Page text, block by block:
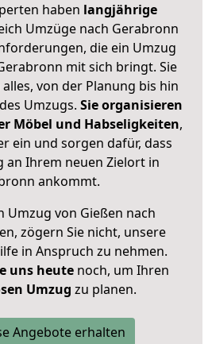
haben langjährige
Umzüge nach Gerabronn
die ein Umzug
mit sich bringt. Sie
von der Planung bis hin
Umzugs. Sie organisieren
Möbel und Habseligkeiten,
ein und sorgen dafür, dass
an Ihrem neuen Zielort in
ankommt.
Umzug von Gießen nach
zögern Sie nicht, unsere
in Anspruch zu nehmen.
uns heutenoch, um Ihren
Umzug zu planen.
Angebote erhalten